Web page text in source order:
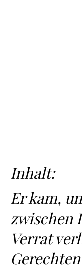
Inhalt:
Er kam,
zwischen
Verrat